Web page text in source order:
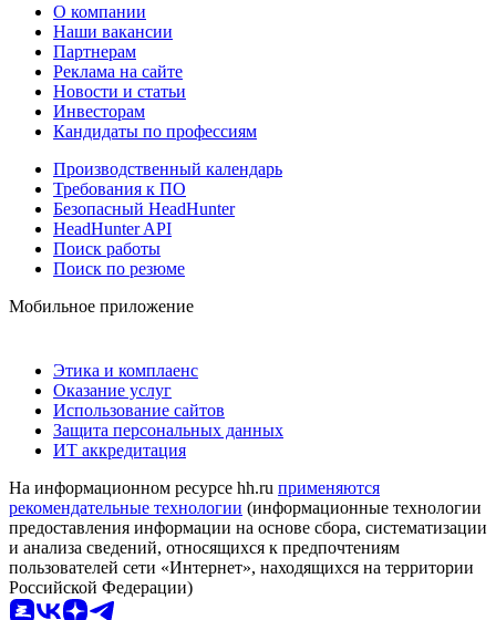
О компании
Наши вакансии
Партнерам
Реклама на сайте
Новости и статьи
Инвесторам
Кандидаты по профессиям
Производственный календарь
Требования к ПО
Безопасный HeadHunter
HeadHunter API
Поиск работы
Поиск по резюме
Мобильное приложение
Этика и комплаенс
Оказание услуг
Использование сайтов
Защита персональных данных
ИТ аккредитация
На информационном ресурсе hh.ru применяются
рекомендательные технологии (информационные технологии
предоставления информации на основе сбора, систематизации
и анализа сведений, относящихся к предпочтениям
пользователей сети «Интернет», находящихся на территории
Российской Федерации)